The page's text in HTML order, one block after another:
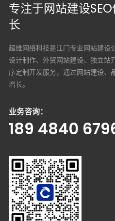
专注于网站建设
长
超维网络科技是江门专业网站建设
设计制作、外贸网站建设、独立站
序定制开发服务，通过网站建设、
增长。
业务咨询：
189 4840